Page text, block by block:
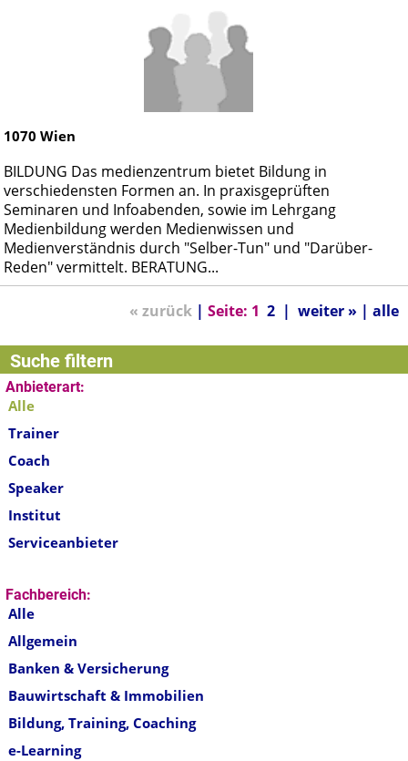
1070 Wien
BILDUNG Das medienzentrum bietet Bildung in
verschiedensten Formen an. In praxisgeprüften
Seminaren und Infoabenden, sowie im Lehrgang
Medienbildung werden Medienwissen und
Medienverständnis durch "Selber-Tun" und "Darüber-
Reden" vermittelt. BERATUNG...
« zurück | Seite: 1 2 | weiter » | alle
Suche filtern
Anbieterart:
Alle
Trainer
Coach
Speaker
Institut
Serviceanbieter
Fachbereich:
Alle
Allgemein
Banken & Versicherung
Bauwirtschaft & Immobilien
Bildung, Training, Coaching
e-Learning